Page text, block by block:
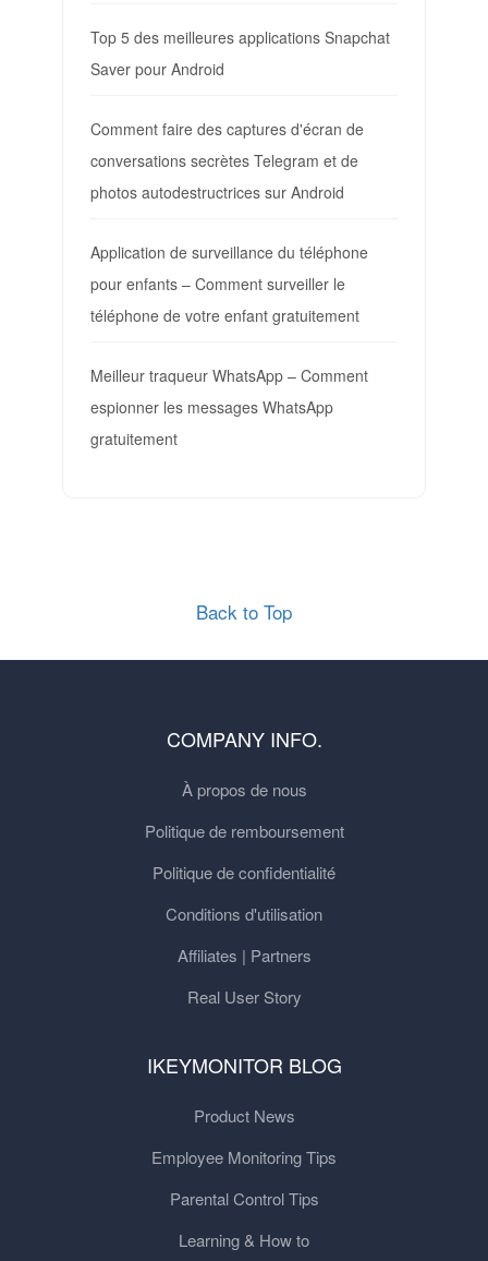
Top 5 des meilleures applications Snapchat
Saver pour Android
Comment faire des captures d'écran de
conversations secrètes Telegram et de
photos autodestructrices sur Android
Application de surveillance du téléphone
pour enfants – Comment surveiller le
téléphone de votre enfant gratuitement
Meilleur traqueur WhatsApp – Comment
espionner les messages WhatsApp
gratuitement
Back to Top
COMPANY INFO.
À propos de nous
Politique de remboursement
Politique de confidentialité
Conditions d'utilisation
Affiliates | Partners
Real User Story
IKEYMONITOR BLOG
Product News
Employee Monitoring Tips
Parental Control Tips
Learning & How to